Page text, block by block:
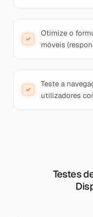
Otimize o
móveis
Teste a
utilizadores
Testes